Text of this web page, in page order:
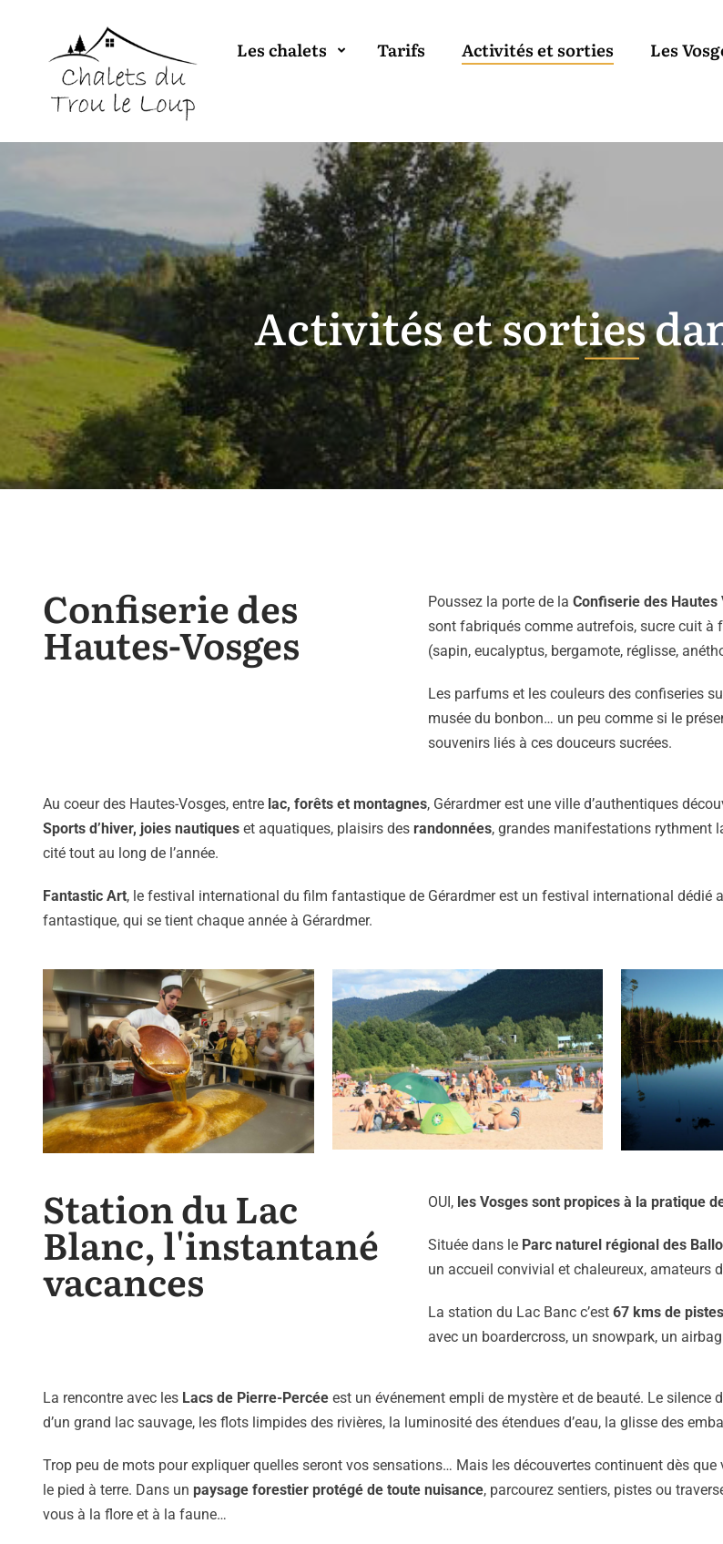
Les chalets Tarifs Activités et sorties Les
Activités et sorties
Confiserie des
Hautes-Vosges
Poussez la porte de laConfiserie des
sont fabriqués comme autrefois, sucre cuit à
(sapin, eucalyptus, bergamote, réglisse,
Les parfums et les couleurs des confiseries
musée du bonbon… un peu comme si le
souvenirs liés à ces douceurs sucrées.
Au coeur des Hautes-Vosges, entre lac, forêts et montagnes, Gérardmer est une ville d’authentiques
Sports d’hiver, joies nautiques et aquatiques, plaisirs des randonnées, grandes manifestations rythment
cité tout au long de l’année.
Fantastic Art, le festival international du film fantastique de Gérardmer est un festival international dédié
fantastique, qui se tient chaque année à Gérardmer.
Station du Lac
Blanc, l'instantané
vacances
OUI, les Vosges sont propices à la pratique
Située dans le Parc naturel régional des
un accueil convivial et chaleureux, amateurs
La station du Lac Banc c’est67 kms de
avec un boardercross, un snowpark, un
La rencontre avec les Lacs de Pierre-Percée est un événement empli de mystère et de beauté. Le silence
d’un grand lac sauvage, les flots limpides des rivières, la luminosité des étendues d’eau, la glisse des
Trop peu de mots pour expliquer quelles seront vos sensations… Mais les découvertes continuent dès que
le pied à terre. Dans un paysage forestier protégé de toute nuisance, parcourez sentiers, pistes ou
vous à la flore et à la faune…